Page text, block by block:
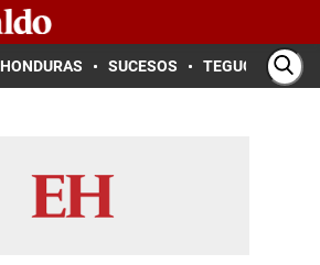
HONDURAS SUCESOS TEGUCIGALPA